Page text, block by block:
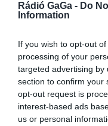
Rádió GaGa - Do
Information
If you wish to opt-out
processing of your
targeted advertising by
section to confirm your
opt-out request is
interest-based ads
us or personalHÍRLISTA